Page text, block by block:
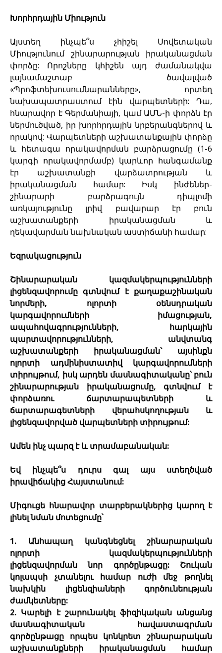
Խորհրդային Միություն
Այստեղ ինչպե՞ս չհիշել Սովետական
Միությունում շինարարության իրականացման
փորձը: Որոշները կհիշեն այդ ժամանակվա
լայնամաշտաբ ծավալված
«Պրոֆտեխուսումնարանները», որտեղ
նախապատրաստում էին վարպետների: Դա,
հնարավոր է Գերմանիայի, կամ ԱՄՆ-ի փորձն էր
ներմուծված, իր խորհրդային նրբերանգներով և
որակով: Վարպետների աշխատանքային փորձը
և հետագա որակավորման բարձրացումը (1-6
կարգի որակավորմամբ) կարևոր հանգամանք
էր աշխատանքի վարձատրության և
իրականացման համար: Իսկ ինժեներ-
շինարարի բարձրագույն դիպլոմի
առկայությունը լրիվ բավարար էր բուն
աշխատանքերի իրականացման և
ղեկավարման նախնական աստիճանի համար:
Եզրակացություն
Շինարարական կազմակերպությունների
լիցենզավորումը գտնվում է քաղաքաշինական
նորմերի, ոլորտի օենսդրական
կարգավորումների իմացության,
ապահովագրությունների, հարկային
պարտավորությունների, անվտանգ
աշխատանքերի իրականացման՝ այսինքն
ոլորտի ադմինիստատիվ կարգավորումների
տիրույթում, իսկ արդեն մասնագիտականը՝ բուն
շինարարության իրականացումը, գտնվում է
փորձառու ճարտարապետների և
ճարտարագետների վերահսկողության և
լիցենզավորված վարպետների տիրույթում:
Ամեն ինչ պարզ է և տրամաբանական:
Եվ ինչպե՞ս դուրս գալ այս ստեղծված
իրավիճակից Հայստանում:
Միգուցե հնարավոր տարբերակներից կարող է
լինել նման մոտեցումը՝
1. Անհապաղ կանգնեցնել շինարարական
ոլորտի կազմակերպությունների
լիցենզավորման նոր գործընթացը: Շուկան
կոլապսի չտանելու համար ուժի մեջ թողնել
նախկին լիցենզիաների գործունեության
ժամկետները:
2. Կարելի է շարունակել ֆիզիկական անցանց
մասնագիտական հավաստագրման
գործընթացը որպես կոնկրետ շինարարական
աշխատանքների իրականացման համար